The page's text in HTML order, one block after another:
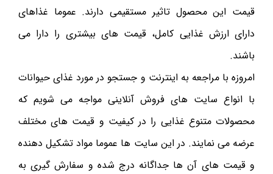
قیمت این محصول تاثیر مستقیمی دارند. عموما غذاهای
دارای ارزش غذایی کامل، قیمت های بیشتری را دارا می
باشند.
امروزه با مراجعه به اینترنت و جستجو در مورد غذای حیوانات
با انواع سایت های فروش آنلاینی مواجه می شویم که
محصولات متنوع غذایی را در کیفیت و قیمت های مختلف
عرضه می نمایند. در این سایت ها عموما مواد تشکیل دهنده
و قیمت های آن ها جداگانه درج شده و سفارش گیری به